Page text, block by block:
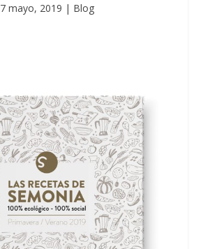
7 mayo, 2019 | Blog